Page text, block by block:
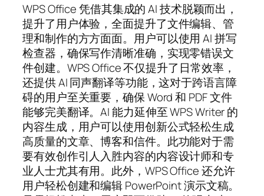
WPS Office 凭借其集成的 AI 技术脱颖而出，
提升了用户体验，全面提升了文件编辑、管
理和制作的方方面面。用户可以使用 AI 拼写
检查器，确保写作清晰准确，实现零错误文
件创建。WPS Office 不仅提升了日常效率，
还提供 AI 同声翻译等功能，这对于跨语言障
碍的用户至关重要，确保 Word 和 PDF 文件
能够完美翻译。AI 能力延伸至 WPS Writer 的
内容生成，用户可以使用创新公式轻松生成
高质量的文章、博客和信件。此功能对于需
要有效创作引人入胜内容的内容设计师和专
业人士尤其有用。此外，WPS Office 还允许
用户轻松创建和编辑 PowerPoint 演示文稿。